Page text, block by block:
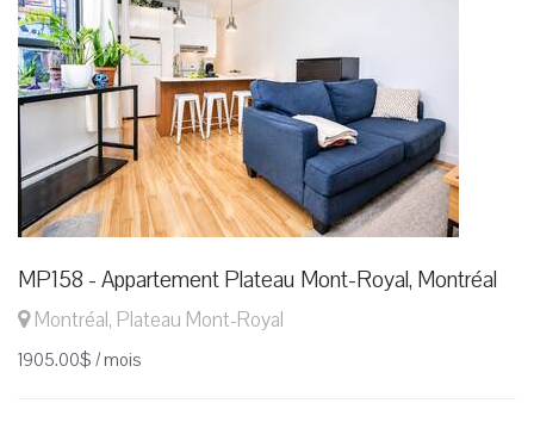
MP158 - Appartement Plateau Mont-Royal, Montréal
Montréal, Plateau Mont-Royal
1905.00$ / mois